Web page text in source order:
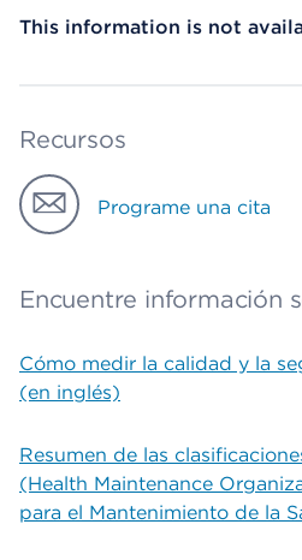
This information is not
Recursos
Programe una cita
Encuentre información
Cómo medir la calidad y la
(en inglés)
Resumen de las
(Health Maintenance
para el Mantenimiento de la